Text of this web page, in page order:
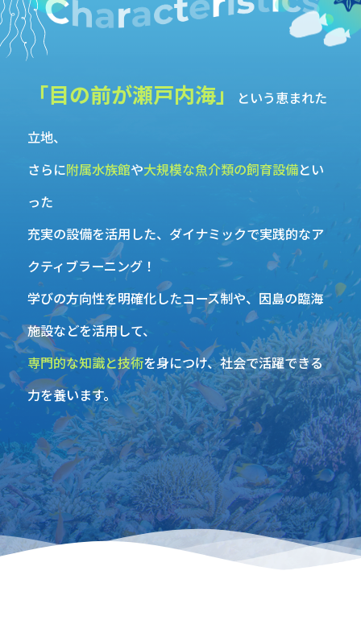
「目の前が瀬戸内海」 という恵まれた
立地、
さらに附属水族館や大規模な魚介類の飼育設備とい
った
充実の設備を活用した、ダイナミックで実践的なア
クティブラーニング！
学びの方向性を明確化したコース制や、因島の臨海
施設などを活用して、
専門的な知識と技術を身につけ、社会で活躍できる
力を養います。